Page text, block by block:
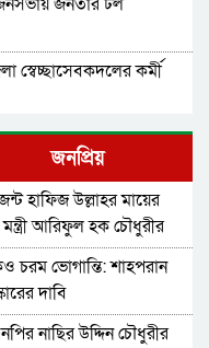
জনসভায় জনতার ঢল
স্বেচ্ছাসেবকদলের কর্মী
গাজীনগরীর হত্যার
ও সমাবেশ অনুষ্ঠিত
ছোট উদ্যোগ থেকে সুদৃঢ়
পালিত
৫২ নেতাকর্মী
জনপ্রিয়
হাফিজ উল্লাহর মায়ের
মন্ত্রী আরিফুল হক চৌধুরীর
চরম ভোগান্তি: শাহপরান
দাবি
নাছির উদ্দিন চৌধুরীর